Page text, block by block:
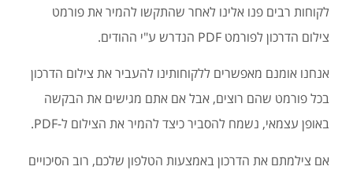
לקוחות רבים פנו אלינו לאחר שהתקשו להמיר את פורמט
צילום הדרכון לפורמט PDF הנדרש ע"י ההודים.
אנחנו אומנם מאפשרים ללקוחותינו להעביר את צילום הדרכון
בכל פורמט שהם רוצים, אבל אם אתם מגישים את הבקשה
באופן עצמאי, נשמח להסביר כיצד להמיר את הצילום ל-PDF.
אם צילמתם את הדרכון באמצעות הטלפון שלכם, רוב הסיכויים